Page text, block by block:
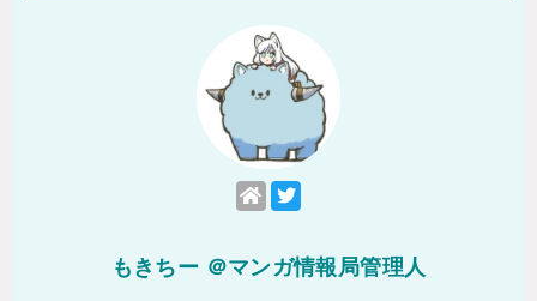
もきちー ＠マンガ情報局管理人